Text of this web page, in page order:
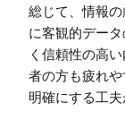
総じて、情報
に客観的デー
く信頼性の高
者の方も疲れ
明確にする工夫